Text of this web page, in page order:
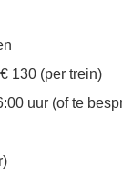
€ 130 (per trein)
uur (of te